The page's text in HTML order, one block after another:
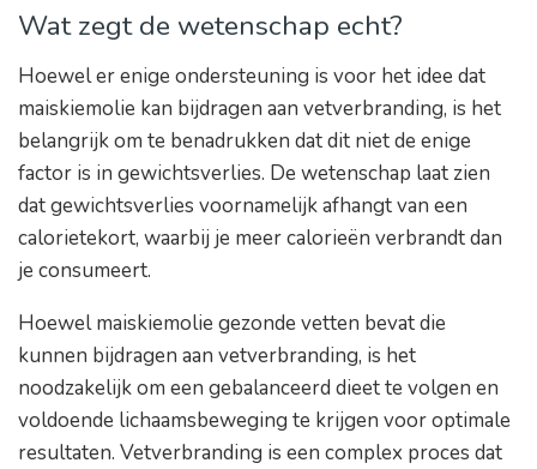
Wat zegt de wetenschap echt?
Hoewel er enige ondersteuning is voor het idee dat
maiskiemolie kan bijdragen aan vetverbranding, is het
belangrijk om te benadrukken dat dit niet de enige
factor is in gewichtsverlies. De wetenschap laat zien
dat gewichtsverlies voornamelijk afhangt van een
calorietekort, waarbij je meer calorieën verbrandt dan
je consumeert.
Hoewel maiskiemolie gezonde vetten bevat die
kunnen bijdragen aan vetverbranding, is het
noodzakelijk om een gebalanceerd dieet te volgen en
voldoende lichaamsbeweging te krijgen voor optimale
resultaten. Vetverbranding is een complex proces dat